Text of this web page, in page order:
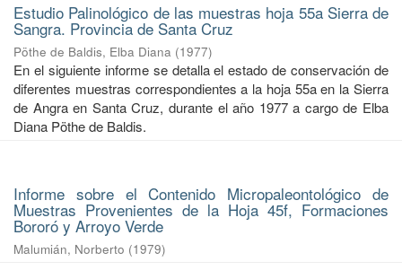
Estudio Palinológico de las muestras hoja 55a Sierra de
Sangra. Provincia de Santa Cruz
Pöthe de Baldis, Elba Diana (1977)
En el siguiente informe se detalla el estado de conservación de
diferentes muestras correspondientes a la hoja 55a en la Sierra
de Angra en Santa Cruz, durante el año 1977 a cargo de Elba
Diana Pöthe de Baldis.
Informe sobre el Contenido Micropaleontológico de
Muestras Provenientes de la Hoja 45f, Formaciones
Bororó y Arroyo Verde
Malumián, Norberto (1979)